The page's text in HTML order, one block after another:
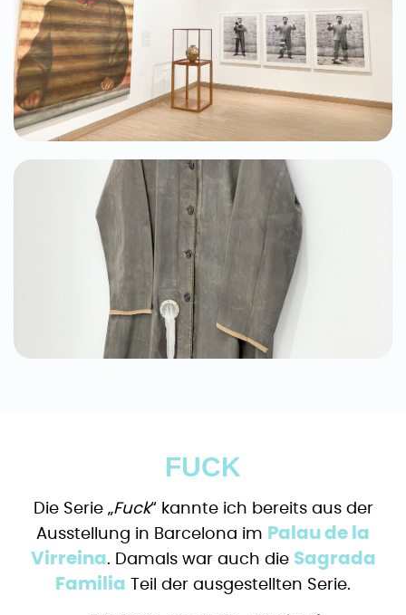
FUCK
Die Serie „Fuck“ kannte ich bereits aus der
Ausstellung in Barcelona im Palau de la
Virreina. Damals war auch die Sagrada
Familia Teil der ausgestellten Serie.